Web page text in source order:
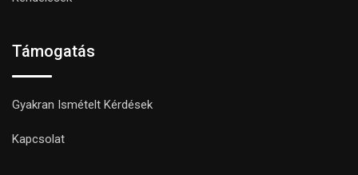
Támogatás
Gyakran Ismételt Kérdések
Kapcsolat